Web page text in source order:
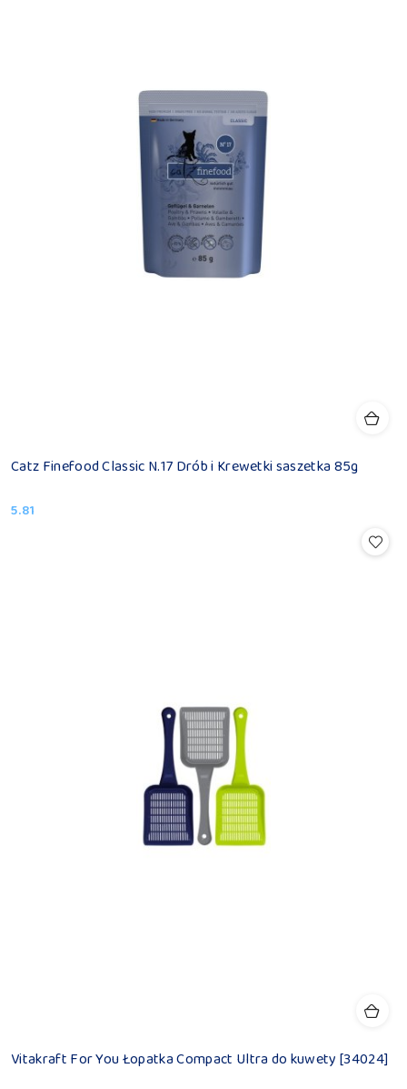
Catz Finefood Classic N.17 Drób i Krewetki saszetka 85g
Cena:
5.81
Vitakraft For You Łopatka Compact Ultra do kuwety [34024]